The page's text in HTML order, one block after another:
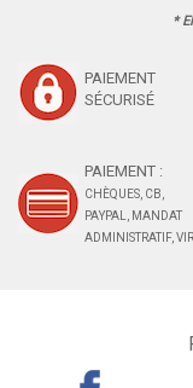
*
PAIEMENT
SÉCURISÉ
PAIEMENT :
CHÈQUES, CB,
PAYPAL, MANDAT
ADMINISTRATIF,